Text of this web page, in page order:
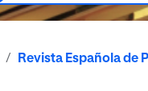
Revista Española de